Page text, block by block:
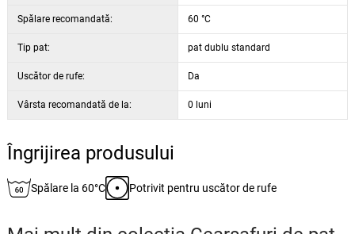
Spălare recomandată: 60 °C
Tip pat: pat dublu standard
Uscător de rufe: Da
Vârsta recomandată de la: 0 luni
Îngrijirea produsului
Spălare la 60°C Potrivit pentru uscător de rufe